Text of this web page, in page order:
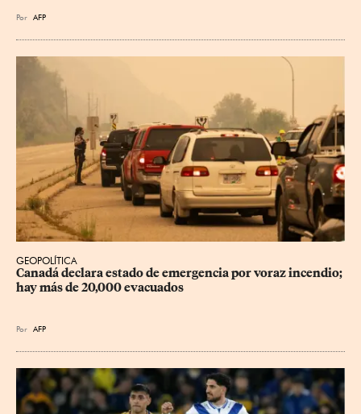
Por AFP
GEOPOLÍTICA
Canadá declara estado de emergencia por voraz incendio;
hay más de 20,000 evacuados
Por AFP